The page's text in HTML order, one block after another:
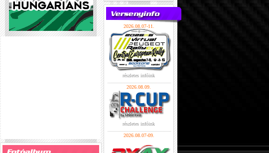
2026.08.07-11.
részletes infóink
2026.08.09.
részletes infóink
2026.08.07-09.